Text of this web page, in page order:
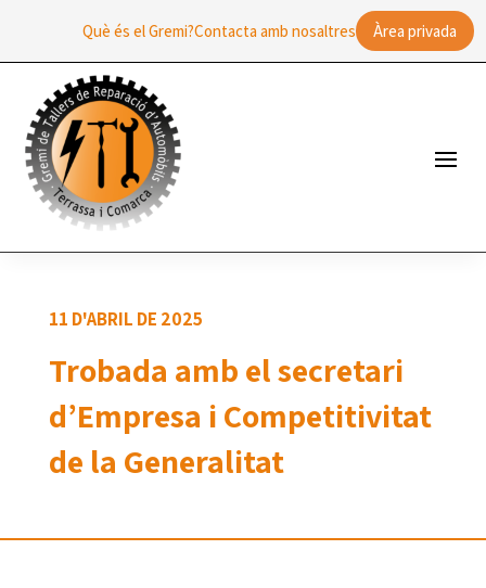
Què és el Gremi?Contacta amb nosaltres Àrea privada
11 D'ABRIL DE 2025
Trobada amb el secretari
d’Empresa i Competitivitat
de la Generalitat